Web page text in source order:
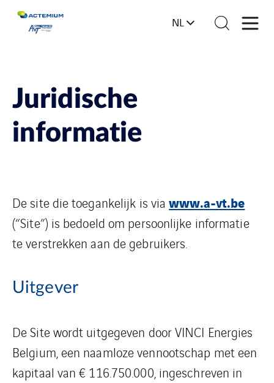
NL
Juridische
informatie
De site die toegankelijk is viawww.a-vt.be
(“Site”) is bedoeld om persoonlijke informatie
te verstrekken aan de gebruikers.
Uitgever
De Site wordt uitgegeven door VINCI Energies
Belgium, een naamloze vennootschap met een
kapitaal van € 116.750.000, ingeschreven in